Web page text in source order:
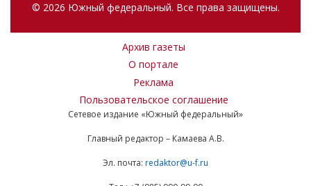
© 2026 Южный федеральный. Все права защищены.
Архив газеты
О портале
Реклама
Пользовательское соглашение
Сетевое издание «Южный федеральный»
Главный редактор – Камаева А.В.
Эл. почта: redaktor@u-f.ru